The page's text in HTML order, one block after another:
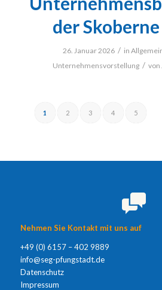
der
26. Januar 2026 / in
Unternehmensvorstellung / von
1 2 3 4 5
Nehmen Sie Kontakt mit uns auf
+49 (0) 6157 – 402 9889
info@seg-pfungstadt.de
Datenschutz
Impressum